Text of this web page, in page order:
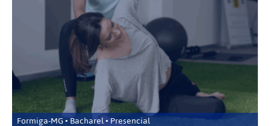
Formiga-MG • Bacharel • Presencial